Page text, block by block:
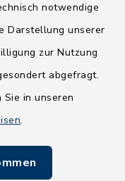
notwendige
Darstellung unserer
zur Nutzung
abgefragt.
in unseren
.